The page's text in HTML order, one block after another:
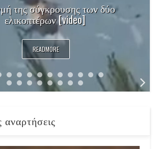
της σύγκρουσης των δύο
ελικοπτέρων [video]
READMORE
αναρτήσεις